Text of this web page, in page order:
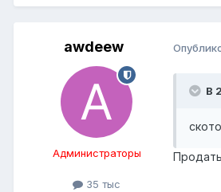
awdeew
Администраторы
35 тыс
В